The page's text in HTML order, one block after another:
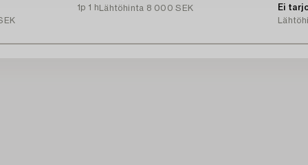
1p 1 h Lähtöhinta 8 000 SEK
Ei